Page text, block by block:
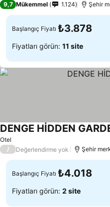
9,7 Mükemmel 1.124 Şehir
Başlangıç Fiyatı ₺3.878
Fiyatları görün: 11 site
Otel
DENGE HİDDEN
/ Değerlendirme yok Şehir
Başlangıç Fiyatı ₺4.018
Fiyatları görün: 2 site